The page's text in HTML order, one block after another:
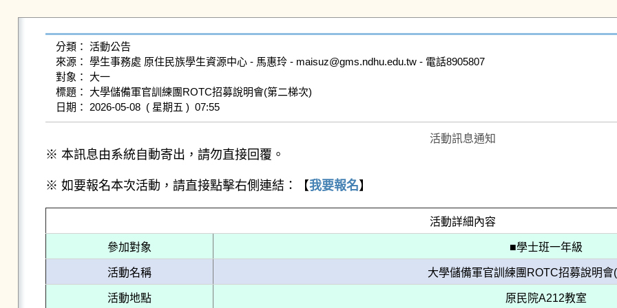
分類： 活動公告
來源： 學生事務處 原住民族學生資源中心 - 馬惠玲 - maisuz@gms.ndhu.edu.tw - 電話8905807
對象： 大一
標題： 大學儲備軍官訓練團ROTC招募說明會(第二梯次)
日期： 2026-05-08  ( 星期五 )  07:55
活動訊息通知
※ 本訊息由系統自動寄出，請勿直接回覆。
※ 如要報名本次活動，請直接點擊右側連結：【我要報名】
活動詳細內容
參加對象 ■學士班一年級
活動名稱 大學儲備軍官訓練團ROTC招募說明會
活動地點 原民院A212教室